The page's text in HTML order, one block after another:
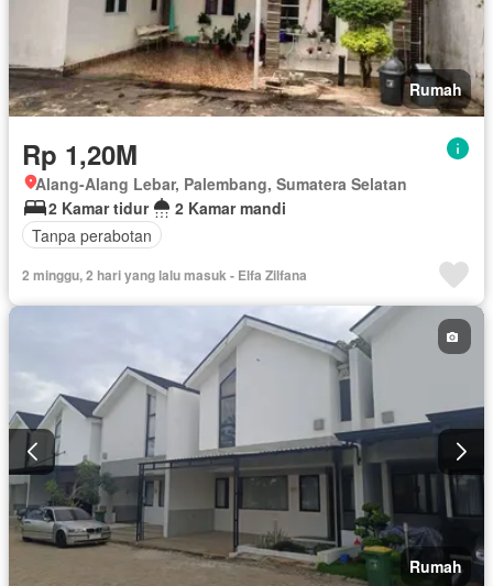
Rumah
Rp 1,20M
Alang-Alang Lebar, Palembang, Sumatera Selatan
2 Kamar tidur
2 Kamar mandi
Tanpa perabotan
2 minggu, 2 hari yang lalu masuk - Elfa Zilfana
Rumah